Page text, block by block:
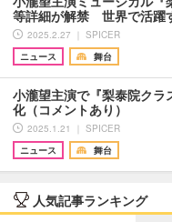
等詳細が解禁 世界で活躍
2025.2.27 ｜ SPICER
ニュース
舞台
小瀧望主演で『梨泰院ク
化（コメントあり）
2025.1.21 ｜ SPICER
ニュース
舞台
人気記事ランキング